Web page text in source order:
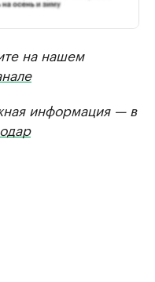
на нашем
информация — в